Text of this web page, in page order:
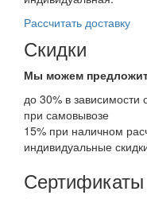
Рассчитать доставку
Скидки
Мы можем
до 30% в зависимости
при самовывозе
15% при наличном
индивидуальные
Сертификаты